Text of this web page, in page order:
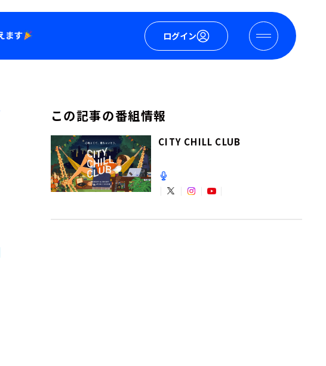
ログイン
この記事の番組情報
CITY CHILL CLUB